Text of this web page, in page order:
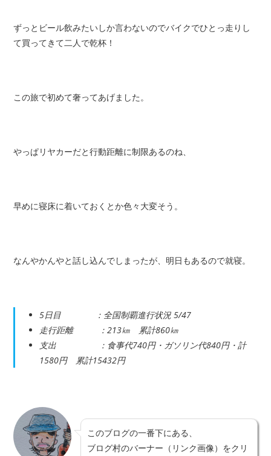
ずっとビール飲みたいしか言わないのでバイクでひとっ走りし
て買ってきて二人で乾杯 ！
この旅で初めて奢ってあげました。
やっぱリヤカーだと行動距離に制限あるのね、
早めに寝床に着いておくとか色々大変そう 。
なんやかんやと話し込んでしまったが、明日もあるので就寝。
5日目 ：全国制覇進行状況 5/47
走行距離 ：213㎞ 累計860㎞
支出 ：食事代740円・ガソリン代840円・計
1580円 累計15432円
このブログの一番下にある、
ブログ村のバーナー（リンク画像）をクリ